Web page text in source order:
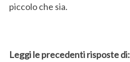
piccolo che sia.
Leggi le precedenti risposte di: